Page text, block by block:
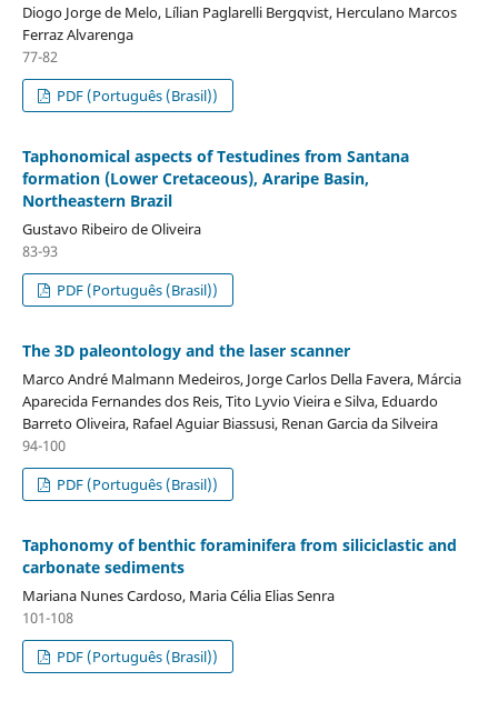
Diogo Jorge de Melo, Lílian Paglarelli Bergqvist, Herculano Marcos
Ferraz Alvarenga
77-82
PDF (Português (Brasil))
Taphonomical aspects of Testudines from Santana
formation (Lower Cretaceous), Araripe Basin,
Northeastern Brazil
Gustavo Ribeiro de Oliveira
83-93
PDF (Português (Brasil))
The 3D paleontology and the laser scanner
Marco André Malmann Medeiros, Jorge Carlos Della Favera, Márcia
Aparecida Fernandes dos Reis, Tito Lyvio Vieira e Silva, Eduardo
Barreto Oliveira, Rafael Aguiar Biassusi, Renan Garcia da Silveira
94-100
PDF (Português (Brasil))
Taphonomy of benthic foraminifera from siliciclastic and
carbonate sediments
Mariana Nunes Cardoso, Maria Célia Elias Senra
101-108
PDF (Português (Brasil))